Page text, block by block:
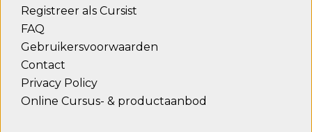
Registreer als Cursist
FAQ
Gebruikersvoorwaarden
Contact
Privacy Policy
Online Cursus- & productaanbod